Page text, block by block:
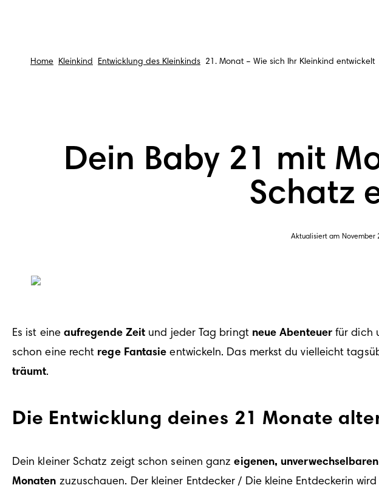
Home Kleinkind Entwicklung des Kleinkinds 21. Monat – Wie sich Ihr Kleinkind entwickelt
Dein Baby 21 mit
Schatz
Aktualisiert am November
Es ist eine aufregende Zeit und jeder Tag bringt neue Abenteuer für dich
schon eine recht rege Fantasie entwickeln. Das merkst du vielleicht
träumt.
Die Entwicklung deines 21 Monate
Dein kleiner Schatz zeigt schon seinen ganz eigenen,
Monaten zuzuschauen. Der kleiner Entdecker / Die kleine Entdeckerin